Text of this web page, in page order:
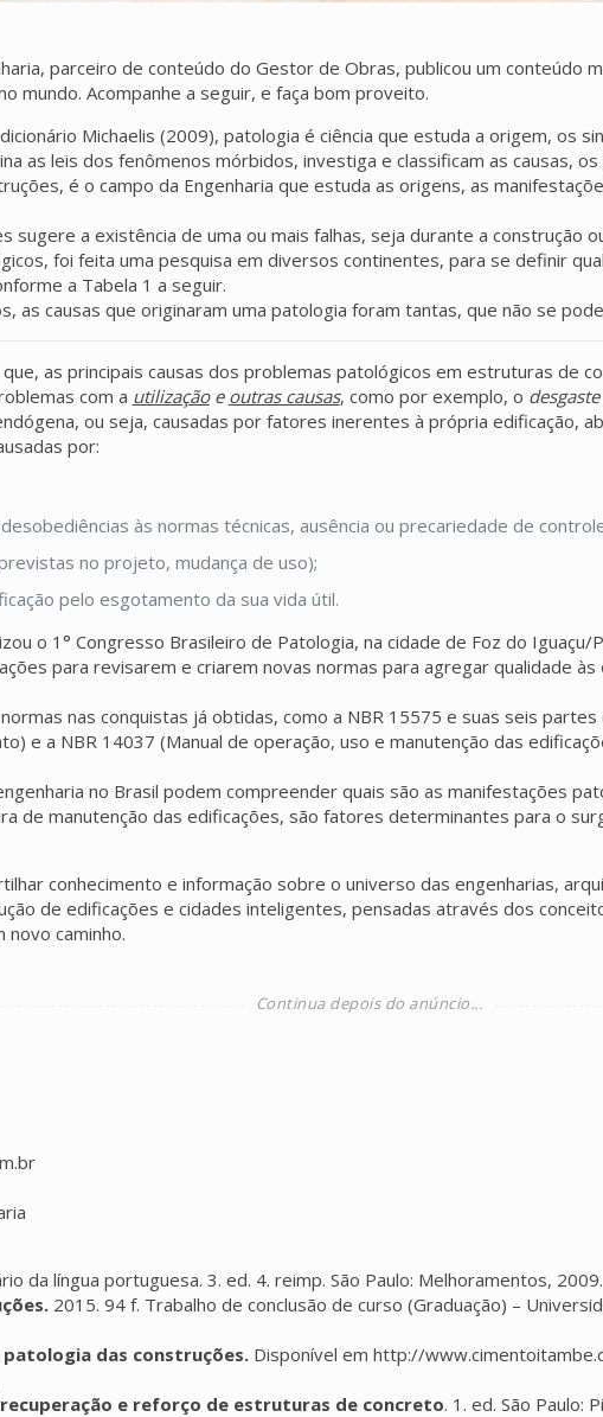
parceiro de conteúdo do Gestor de Obras, publicou um conteúdo
mundo. Acompanhe a seguir, e faça bom proveito.
Michaelis (2009), patologia é ciência que estuda a origem, os
as leis dos fenômenos mórbidos, investiga e classificam as causas,
é o campo da Engenharia que estuda as origens, as
sugere a existência de uma ou mais falhas, seja durante a construção
foi feita uma pesquisa em diversos continentes, para se definir
a Tabela 1 a seguir.
as causas que originaram uma patologia foram tantas, que não se
as principais causas dos problemas patológicos em estruturas de
com a utilizaçãoe outras causas, como por exemplo, o
ou seja, causadas por fatores inerentes à própria edificação,
por:
às normas técnicas, ausência ou precariedade de
no projeto, mudança de uso);
pelo esgotamento da sua vida útil.
o 1° Congresso Brasileiro de Patologia, na cidade de Foz do
para revisarem e criarem novas normas para agregar qualidade
nas conquistas já obtidas, como a NBR 15575 e suas seis
e a NBR 14037 (Manual de operação, uso e manutenção das
no Brasil podem compreender quais são as manifestações
de manutenção das edificações, são fatores determinantes para o
conhecimento e informação sobre o universo das engenharias,
de edificações e cidades inteligentes, pensadas através dos
novo caminho.
da língua portuguesa. 3. ed. 4. reimp. São Paulo: Melhoramentos, 2009.
2015. 94 f. Trabalho de conclusão de curso (Graduação) –
das construções. Disponível em http://
e reforço de estruturas de concreto. 1. ed. São Paulo: